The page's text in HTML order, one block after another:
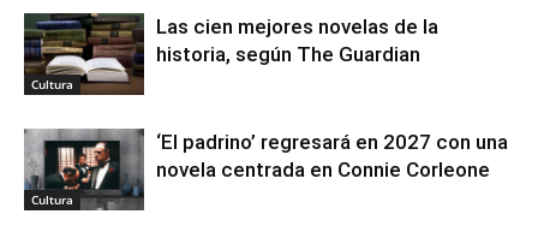
Cultura
Las cien mejores novelas de la
historia, según The Guardian
Cultura
‘El padrino’ regresará en 2027 con una
novela centrada en Connie Corleone